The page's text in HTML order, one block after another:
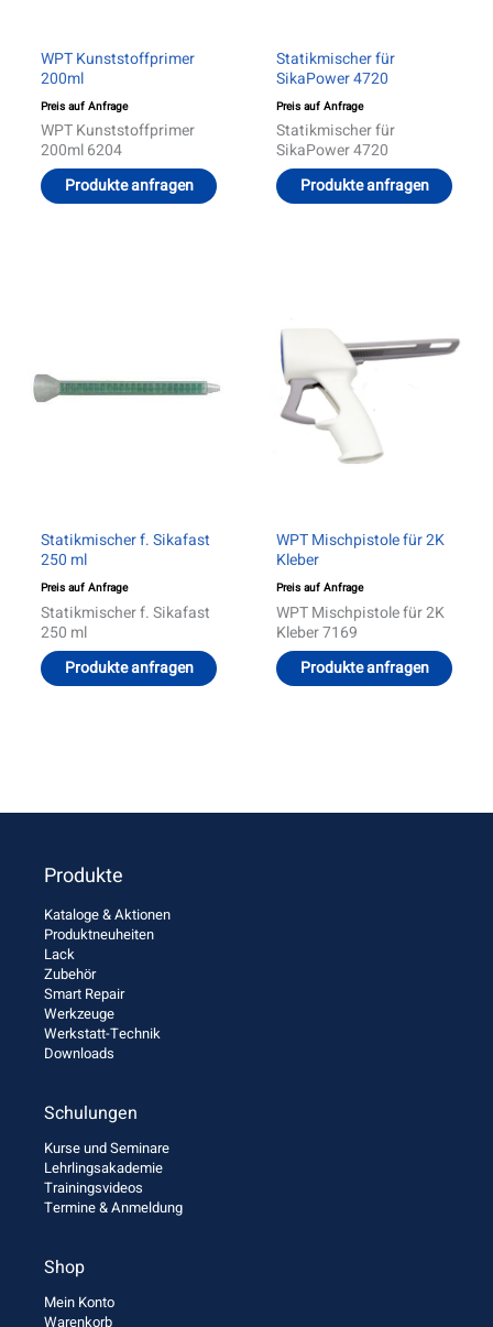
WPT Kunststoffprimer
200ml
Preis auf Anfrage
WPT Kunststoffprimer
200ml 6204
Produkte anfragen
Statikmischer für
SikaPower 4720
Preis auf Anfrage
Statikmischer für
SikaPower 4720
Produkte anfragen
Statikmischer f. Sikafast
250 ml
Preis auf Anfrage
Statikmischer f. Sikafast
250 ml
Produkte anfragen
WPT Mischpistole für 2K
Kleber
Preis auf Anfrage
WPT Mischpistole für 2K
Kleber 7169
Produkte anfragen
Produkte
Kataloge & Aktionen
Produktneuheiten
Lack
Zubehör
Smart Repair
Werkzeuge
Werkstatt-Technik
Downloads
Schulungen
Kurse und Seminare
Lehrlingsakademie
Trainingsvideos
Termine & Anmeldung
Shop
Mein Konto
Warenkorb